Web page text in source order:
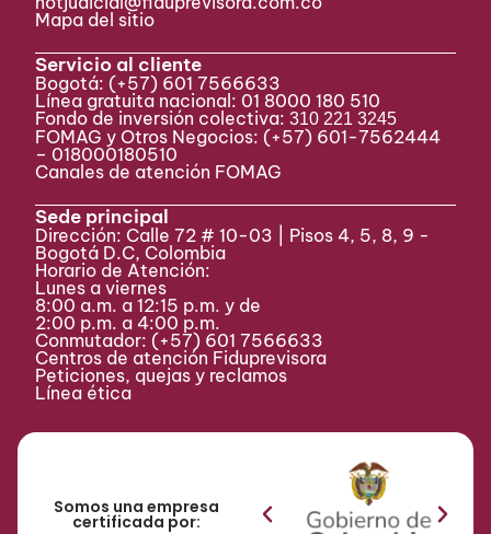
Mapa del sitio
Servicio al cliente
Bogotá: (+57) 601 7566633
Línea gratuita nacional: 01 8000 180 510
Fondo de inversión colectiva:310 221 3245
FOMAG y Otros Negocios: (+57) 601-7562444
– 018000180510
Canales de atención FOMAG
Sede principal
Dirección: Calle 72 # 10-03 | Pisos 4, 5, 8, 9 -
Bogotá D.C, Colombia
Horario de Atención:
Lunes a viernes
8:00 a.m. a 12:15 p.m. y de
2:00 p.m. a 4:00 p.m.
Conmutador: (+57) 601 7566633
Centros de atención Fiduprevisora
Peticiones, quejas y reclamos
Línea ética
Somos una empresa
certificada por: